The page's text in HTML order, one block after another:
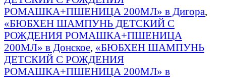
РОМАШКА+ПШЕНИЦА 200МЛ» в Дигора,
«БЮБХЕН ШАМПУНЬ ДЕТСКИЙ С
РОЖДЕНИЯ РОМАШКА+ПШЕНИЦА
200МЛ» в Донское, «БЮБХЕН ШАМПУНЬ
ДЕТСКИЙ С РОЖДЕНИЯ
РОМАШКА+ПШЕНИЦА 200МЛ» в